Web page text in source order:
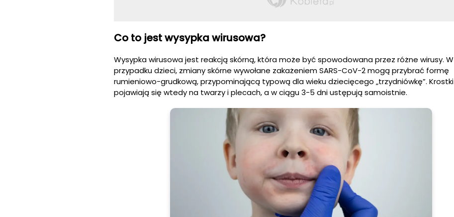
Co to jest wysypka wirusowa?
Wysypka wirusowa jest reakcją skórną, która może być spowodowana przez różne wirusy. W
przypadku dzieci, zmiany skórne wywołane zakażeniem SARS-CoV-2 mogą przybrać formę
rumieniowo-grudkową, przypominającą typową dla wieku dziecięcego „trzydniówkę”. Krostki
pojawiają się wtedy na twarzy i plecach, a w ciągu 3-5 dni ustępują samoistnie.